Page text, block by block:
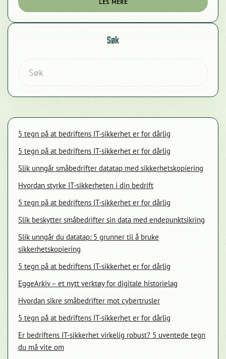
LES MERE
Søk
5 tegn på at bedriftens IT-sikkerhet er for dårlig
5 tegn på at bedriftens IT-sikkerhet er for dårlig
Slik unngår småbedrifter datatap med sikkerhetskopiering
Hvordan styrke IT-sikkerheten i din bedrift
5 tegn på at bedriftens IT-sikkerhet er for dårlig
Slik beskytter småbedrifter sin data med endepunktsikring
Slik unngår du datatap: 5 grunner til å bruke
sikkerhetskopiering
5 tegn på at bedriftens IT-sikkerhet er for dårlig
EggeArkiv – et nytt verktøy for digitale historielag
Hvordan sikre småbedrifter mot cybertrusler
5 tegn på at bedriftens IT-sikkerhet er for dårlig
Er bedriftens IT-sikkerhet virkelig robust? 5 uventede tegn
du må vite om
Start Chat